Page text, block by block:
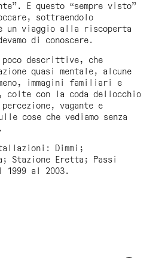
E questo “sempre visto”
sottraendolo
viaggio alla riscoperta
di conoscere.
poco descrittive, che
quasi mentale, alcune
immagini familiari e
colte con la coda dellocchio
vagante e
cose che vediamo senza
Dimmi ;
; Stazione Eretta ;
Passi
al 2003.